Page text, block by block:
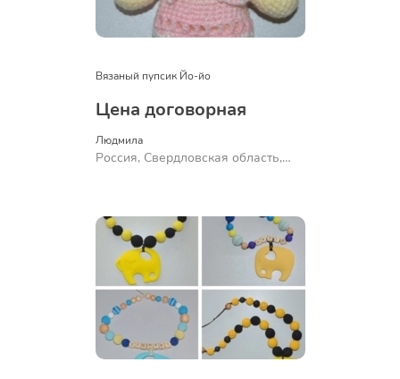
Вязаный пупсик Йо-йо
Цена договорная
Людмила
Россия, Свердловская область,